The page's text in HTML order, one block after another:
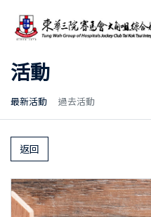
活動
最新活動 過去活動
返回